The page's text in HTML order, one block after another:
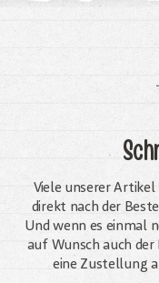
Viele unserer
direkt nach der
Und wenn es einmal
auf Wunsch auch der
eine Zustellung